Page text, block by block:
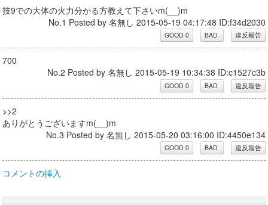
技9での大体の火力分かる方教えて下さいm(__)m
No.1 Posted by 名無し 2015-05-19 04:17:48 ID:f34d2030
700
No.2 Posted by 名無し 2015-05-19 10:34:38 ID:c1527c3b
>>2
ありがとうございますm(__)m
No.3 Posted by 名無し 2015-05-20 03:16:00 ID:4450e134
コメントの挿入